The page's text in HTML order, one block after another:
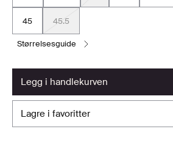
45 45.5
størrelsesguide
legg i handlekurven
lagre i favoritter